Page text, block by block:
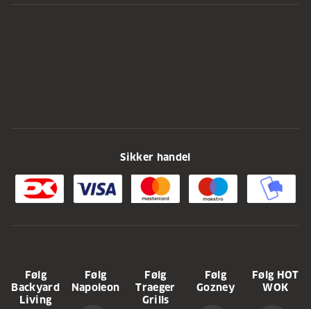
Sikker handel
Følg
Backyard
Living
Følg
Napoleon
Følg
Traeger
Grills
Følg
Gozney
Følg HOT
WOK